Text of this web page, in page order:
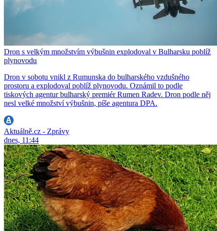
Dron s velkým množstvím výbušnin explodoval v Bulharsku poblíž
plynovodu
Dron v sobotu vnikl z Rumunska do bulharského vzdušného
prostoru a explodoval poblíž plynovodu. Oznámil to podle
tiskových agentur bulharský premiér Rumen Radev. Dron podle něj
nesl velké množství výbušnin, píše agentura DPA.
Aktuálně.cz - Zprávy
dnes, 11:44